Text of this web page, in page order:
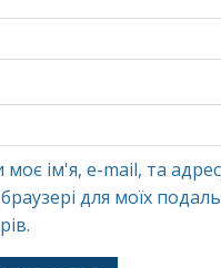
моє ім'я, e-mail, та
для моїх